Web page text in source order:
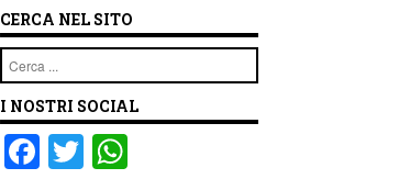
CERCA NEL SITO
Cerca
I NOSTRI SOCIAL
F T